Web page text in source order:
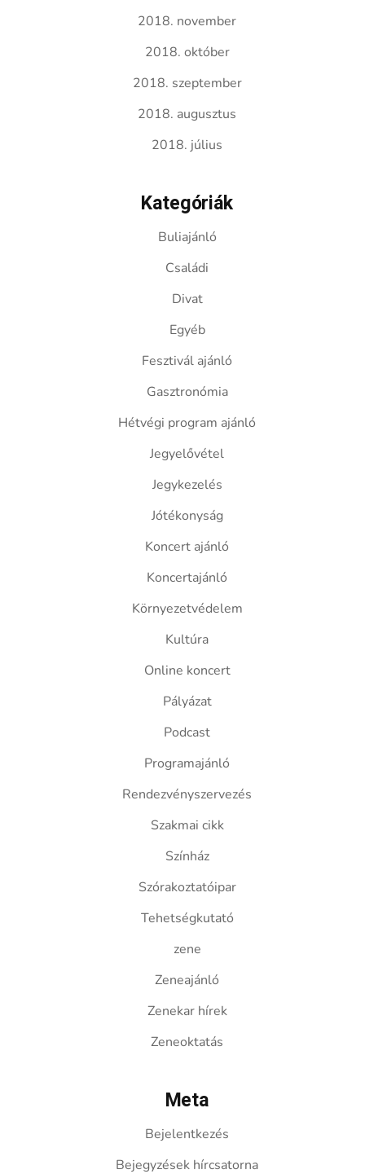
2018. november
2018. október
2018. szeptember
2018. augusztus
2018. július
Kategóriák
Buliajánló
Családi
Divat
Egyéb
Fesztivál ajánló
Gasztronómia
Hétvégi program ajánló
Jegyelővétel
Jegykezelés
Jótékonyság
Koncert ajánló
Koncertajánló
Környezetvédelem
Kultúra
Online koncert
Pályázat
Podcast
Programajánló
Rendezvényszervezés
Szakmai cikk
Színház
Szórakoztatóipar
Tehetségkutató
zene
Zeneajánló
Zenekar hírek
Zeneoktatás
Meta
Bejelentkezés
Bejegyzések hírcsatorna